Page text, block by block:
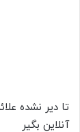
تا دیر نشده
آنلاین بگیر